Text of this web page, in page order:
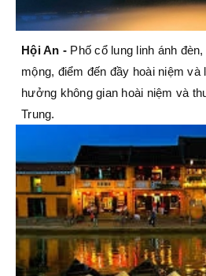
Hội An - Phố cổ lung linh ánh
mộng, điểm đến đầy hoài niệm và
hưởng không gian hoài niệm và
Trung.